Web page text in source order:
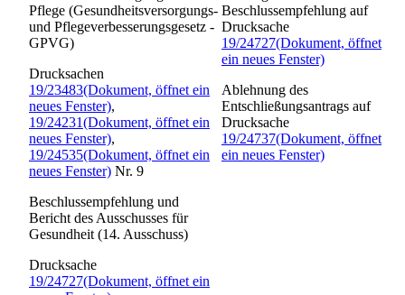
Pflege (Gesundheitsversorgungs-
und Pflegeverbesserungsgesetz -
GPVG)
Drucksachen
19/23483(Dokument, öffnet ein
neues Fenster),
19/24231(Dokument, öffnet ein
neues Fenster),
19/24535(Dokument, öffnet ein
neues Fenster) Nr. 9
Beschlussempfehlung und
Bericht des Ausschusses für
Gesundheit (14. Ausschuss)
Drucksache
19/24727(Dokument, öffnet ein
Beschlussempfehlung auf
Drucksache
19/24727(Dokument, öffnet
ein neues Fenster)
Ablehnung des
Entschließungsantrags auf
Drucksache
19/24737(Dokument, öffnet
ein neues Fenster)